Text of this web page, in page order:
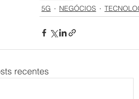
5G
NEGÓCIOS
recentes